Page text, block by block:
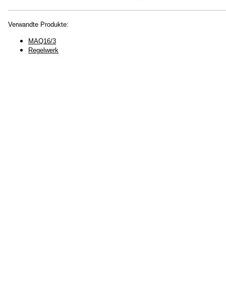
Verwandte Produkte:
MAQ16/3
Regelwerk